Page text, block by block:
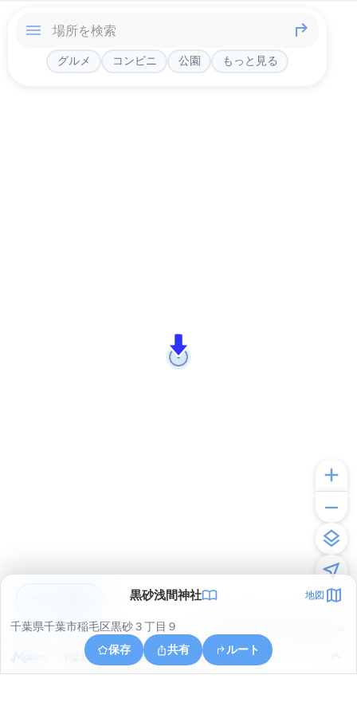
グルメ コンビニ 公園 もっと見る
黒砂浅間神社 地図
千葉県千葉市稲毛区黒砂３丁目９
保存
共有 ルート
千葉県千葉市中央区新千葉３丁目１